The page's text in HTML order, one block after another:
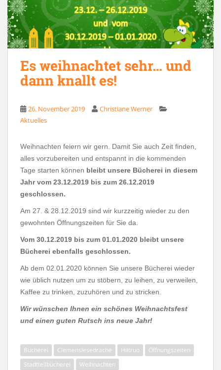
Es weihnachtet sehr… und
dann knallt es!
26. November 2019
Christiane Werner
Aktuelles
Weihnachten feiern wir gern. Damit Sie auch Zeit finden,
alles vorzubereiten und entspannt in die kommenden
Tage starten können bleibt unsere Bücherei in diesem
Jahr vom 23.12.2019 bis zum 26.12.2019
geschlossen.
Am 27. & 28.12.2019 sind wir kurzzeitig wieder zu den
gewohnten Öffnungszeiten für Sie da.
Vom 30.12.2019 bis zum 01.01.2020 bleibt unsere
Bücherei ebenfalls geschlossen.
Ab dem 02.01.2020 können Sie unsere Bücherei wieder
wie üblich nutzen um zu stöbern, zu leihen, zu verweilen,
Kaffee zu trinken, zuzuhören und zu stricken.
Wir wünschen Ihnen ein schönes Weihnachtsfest
und einen guten Rutsch ins neue Jahr!
Bücherei Clemenslesedrache Hiltruo
Öffnungszeiten
Stadtteilbücherei
Weihnachten